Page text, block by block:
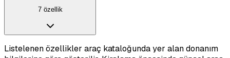
7 özellik
Listelenen özellikler araç kataloğunda yer alan donanım